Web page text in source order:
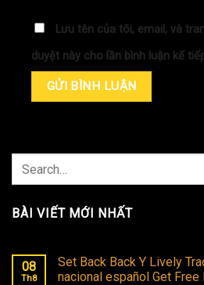
Lưu tên của tôi, email, và
duyệt này cho lần bình luận kế
BÀI VIẾT MỚI NHẤT
08
Th8
Set Back Back Y Lively
nacional español Get